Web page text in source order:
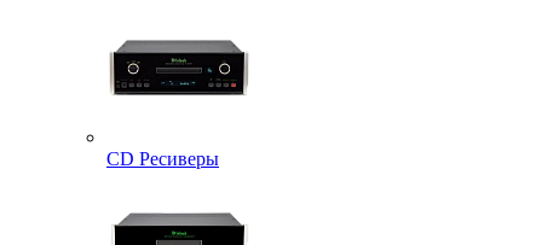
CD Ресиверы